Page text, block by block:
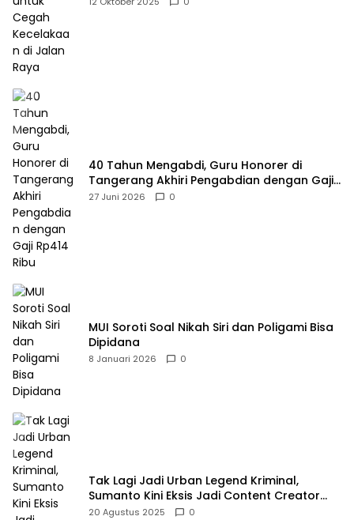
40 Tahun Mengabdi, Guru Honorer di
Tangerang Akhiri Pengabdian dengan Gaji
Rp414 Ribu
27 Juni 2026 0
MUI Soroti Soal Nikah Siri dan Poligami Bisa
Dipidana
8 Januari 2026 0
Tak Lagi Jadi Urban Legend Kriminal,
Sumanto Kini Eksis Jadi Content Creator
Mukbang
20 Agustus 2025 0